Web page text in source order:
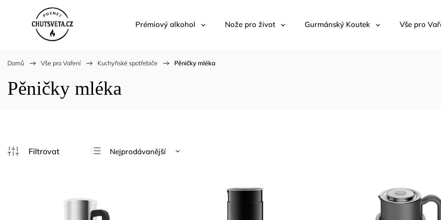
Prémiový alkohol Nože pro život Gurmánský Koutek Vše pro
Domů / Vše pro Vaření / Kuchyňské spotřebiče / Pěničky mléka
Pěničky mléka
Nejprodávanější